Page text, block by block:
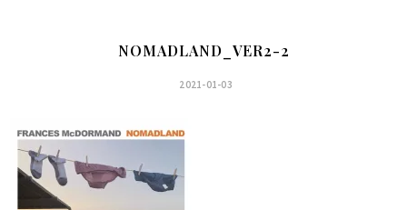
NOMADLAND_VER2-2
2021-01-03